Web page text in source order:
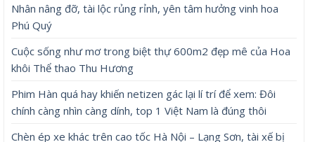
Nhân nâng đỡ, tài lộc rủng rỉnh, yên tâm hưởng vinh hoa
Phú Quý
Cuộc sống như mơ trong biệt thự 600m2 đẹp mê của Hoa
khôi Thể thao Thu Hương
Phim Hàn quá hay khiến netizen gác lại lí trí để xem: Đôi
chính càng nhìn càng dính, top 1 Việt Nam là đúng thôi
Chèn ép xe khác trên cao tốc Hà Nội – Lạng Sơn, tài xế bị